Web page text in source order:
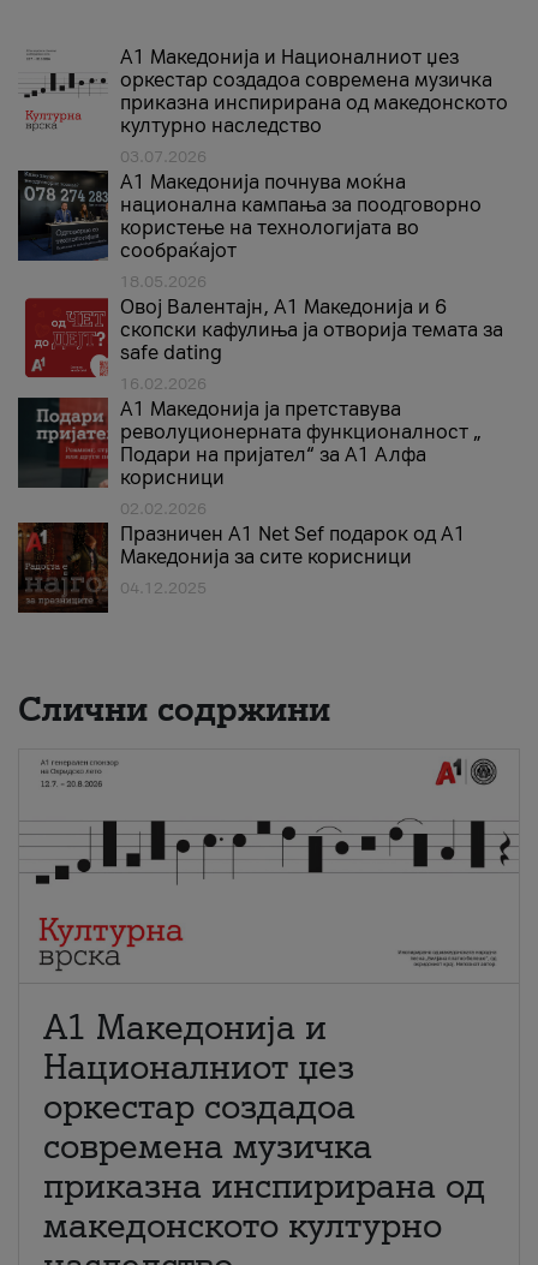
А1 Македонија и Националниот џез
оркестар создадоа современа музичка
приказна инспирирана од македонското
културно наследство
03.07.2026
A1 Македонија почнува моќна
национална кампања за поодговорно
користење на технологијата во
сообраќајот
18.05.2026
Овој Валентајн, A1 Македонија и 6
скопски кафулиња ја отворија темата за
safe dating
16.02.2026
А1 Македонија ја претставува
револуционерната функционалност „
Подари на пријател“ за А1 Алфа
корисници
02.02.2026
Празничен A1 Net Sеf подарок од А1
Македонија за сите корисници
04.12.2025
Слични содржини
А1 Македонија и
Националниот џез
оркестар создадоа
современа музичка
приказна инспирирана од
македонското културно